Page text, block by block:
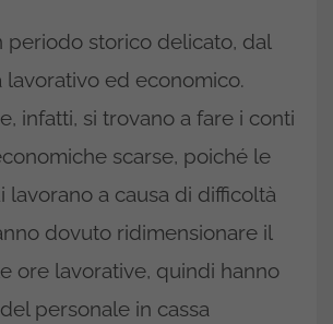
periodo storico delicato, dal
lavorativo ed economico.
infatti, si trovano a fare i conti
scarse, poiché le
lavorano a causa di difficoltà
dovuto ridimensionare il
ore lavorative, quindi hanno
personale in cassa